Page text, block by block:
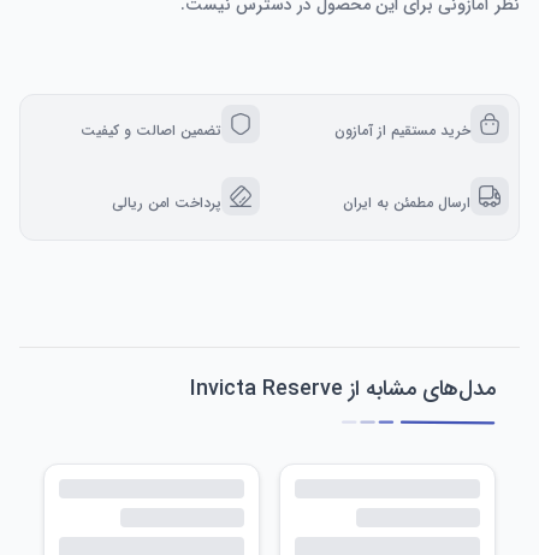
خرید مستقیم از آمازون تضمین اصالت و کیفیت
ارسال مطمئن به ایران پرداخت امن ریالی
مدل‌های مشابه از Invicta Reserve